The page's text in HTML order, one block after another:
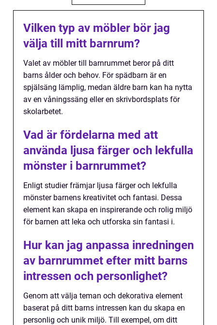
Vilken typ av möbler bör jag
välja till mitt barnrum?
Valet av möbler till barnrummet beror på ditt
barns ålder och behov. För spädbarn är en
spjälsäng lämplig, medan äldre barn kan ha nytta
av en våningssäng eller en skrivbordsplats för
skolarbetet.
Vad är fördelarna med att
använda ljusa färger och lekfulla
mönster i barnrummet?
Enligt studier främjar ljusa färger och lekfulla
mönster barnens kreativitet och fantasi. Dessa
element kan skapa en inspirerande och rolig miljö
för barnen att leka och utforska sin fantasi i.
Hur kan jag anpassa inredningen
av barnrummet efter mitt barns
intressen och personlighet?
Genom att välja teman och dekorativa element
baserat på ditt barns intressen kan du skapa en
personlig och unik miljö. Till exempel, om ditt